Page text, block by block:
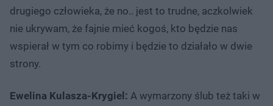
drugiego człowieka, że no.. jest to trudne, aczkolwiek
nie ukrywam, że fajnie mieć kogoś, kto będzie nas
wspierał w tym co robimy i będzie to działało w dwie
strony.
Ewelina Kulasza-Krygiel: A wymarzony ślub też taki w